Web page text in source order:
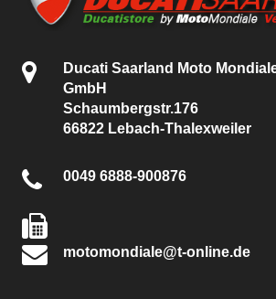
Ducati Saarland Moto
GmbH
Schaumbergstr.176
66822 Lebach-Thalexweiler
0049 6888-900876
motomondiale@t-online.de